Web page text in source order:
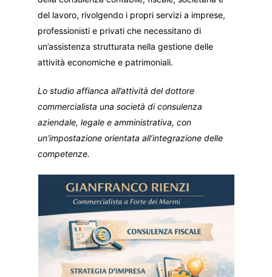
del lavoro, rivolgendo i propri servizi a imprese,
professionisti e privati che necessitano di
un’assistenza strutturata nella gestione delle
attività economiche e patrimoniali.
Lo studio affianca all’attività del dottore
commercialista una società di consulenza
aziendale, legale e amministrativa, con
un’impostazione orientata all’integrazione delle
competenze.